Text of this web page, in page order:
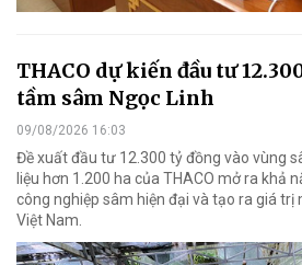
THACO dự kiến đầu tư
tầm sâm Ngọc Linh
09/08/2026 16:03
Đề xuất đầu tư 12.300 tỷ đồng vào vùng
liệu hơn 1.200 ha của THACO mở ra khả
công nghiệp sâm hiện đại và tạo ra giá trị
Việt Nam.